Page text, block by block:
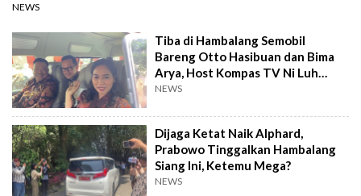
NEWS
Tiba di Hambalang Semobil
Bareng Otto Hasibuan dan Bima
Arya, Host Kompas TV Ni Luh
Puspa Masuk Kabinet Prabowo?
NEWS
Dijaga Ketat Naik Alphard,
Prabowo Tinggalkan Hambalang
Siang Ini, Ketemu Mega?
NEWS